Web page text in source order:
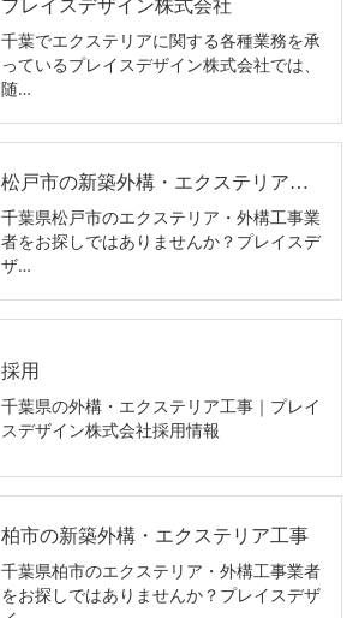
プレイスデザイン株式会社
千葉でエクステリアに関する各種業務を承
っているプレイスデザイン株式会社では、
随…
松戸市の新築外構・エクステリア工事
千葉県松戸市のエクステリア・外構工事業
者をお探しではありませんか？プレイスデ
ザ…
採用
千葉県の外構・エクステリア工事｜プレイ
スデザイン株式会社採用情報
柏市の新築外構・エクステリア工事
千葉県柏市のエクステリア・外構工事業者
をお探しではありませんか？プレイスデザ